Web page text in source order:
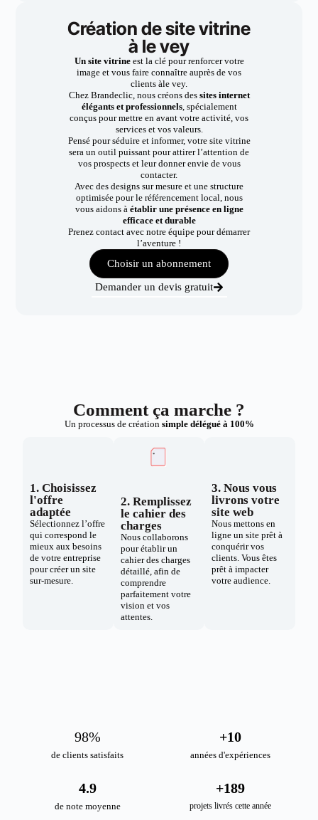
Création de site vitrine
à le vey
Un site vitrineest la clé pour renforcer votre
image et vous faire connaître auprès de vos
clients àle vey.
Chez Brandeclic, nous créons dessites internet
élégants et professionnels, spécialement
conçus pour mettre en avant votre activité, vos
services et vos valeurs.
Pensé pour séduire et informer, votre site vitrine
sera un outil puissant pour attirer l’attention de
vos prospects et leur donner envie de vous
contacter.
Avec des designs sur mesure et une structure
optimisée pour le référencement local, nous
vous aidons à établir une présence en ligne
efficace et durable
Prenez contact avec notre équipe pour démarrer
l’aventure !
Choisir un abonnement
Demander un devis gratuit
Comment ça marche ?
Un processus de création simple délégué à 100%
1. Choisissez
l'offre
adaptée
Sélectionnez l’offre
qui correspond le
mieux aux besoins
de votre entreprise
pour créer un site
sur-mesure.
2. Remplissez
le cahier des
charges
Nous collaborons
pour établir un
cahier des charges
détaillé, afin de
comprendre
parfaitement votre
vision et vos
attentes.
3. Nous vous
livrons votre
site web
Nous mettons en
ligne un site prêt à
conquérir vos
clients. Vous êtes
prêt à impacter
votre audience.
de clients satisfaits
98%
années d'expériences
+10
de note moyenne
4.9
projets livrés cette année
+189